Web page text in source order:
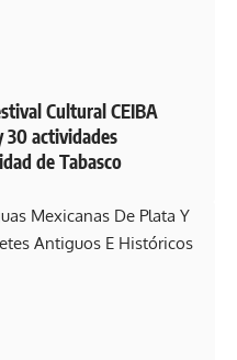
Cultural CEIBA
30 actividades
de Tabasco